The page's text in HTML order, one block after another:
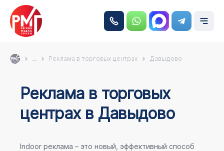
... Реклама в торговых центрах Давыдово
Реклама в торговых
центрах в Давыдово
Indoor реклама – это новый, эффективный способ